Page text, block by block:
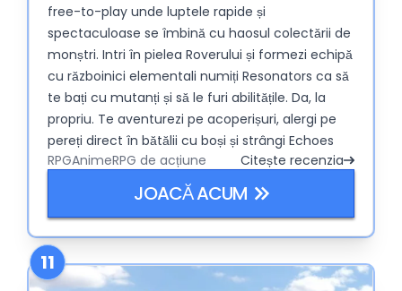
free-to-play unde luptele rapide și
spectaculoase se îmbină cu haosul colectării de
monștri. Intri în pielea Roverului și formezi echipă
cu războinici elementali numiți Resonators ca să
te bați cu mutanți și să le furi abilitățile. Da, la
propriu. Te aventurezi pe acoperișuri, alergi pe
pereți direct în bătălii cu boși și strângi Echoes
(abilități de creaturi pe care le poți echipa) ca să
îți construiești combo-uri nebune. Gândește-te
la Genshin, dar cu mai multe mișcări și cu mai
puțină bătaie de cap pe stamina. Actualizări
frecvente, gacha pulls și theorycrafting de
echipă țin acțiunea fresh și interesantă.
RPGAnimeRPG de acțiune Citește recenzia
JOACĂ ACUM
11